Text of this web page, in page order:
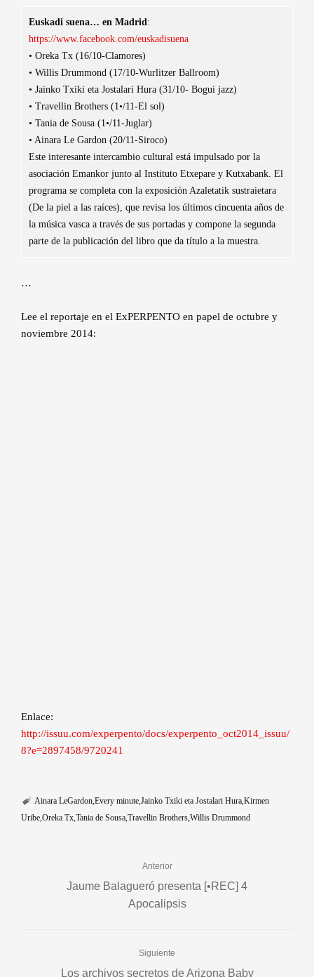
Euskadi suena… en Madrid:
https://www.facebook.com/euskadisuena
• Oreka Tx (16/10-Clamores)
• Willis Drummond (17/10-Wurlitzer Ballroom)
• Jainko Txiki eta Jostalari Hura (31/10- Bogui jazz)
• Travellin Brothers (1•/11-El sol)
• Tania de Sousa (1•/11-Juglar)
• Ainara Le Gardon (20/11-Siroco)
Este interesante intercambio cultural está impulsado por la
asociación Emankor junto al Instituto Etxepare y Kutxabank. El
programa se completa con la exposición Azaletatik sustraietara
(De la piel a las raíces), que revisa los últimos cincuenta años de
la música vasca a través de sus portadas y compone la segunda
parte de la publicación del libro que da título a la muestra.
…
Lee el reportaje en el ExPERPENTO en papel de octubre y
noviembre 2014:
Enlace:
http://issuu.com/experpento/docs/experpento_oct2014_issuu/
8?e=2897458/9720241
Ainara LeGardon Every minute Jainko Txiki eta Jostalari Hura Kirmen
Uribe Oreka Tx Tania de Sousa Travellin Brothers Willis Drummond
Anterior
Jaume Balagueró presenta [•REC] 4
Apocalipsis
Siguiente
Los archivos secretos de Arizona Baby